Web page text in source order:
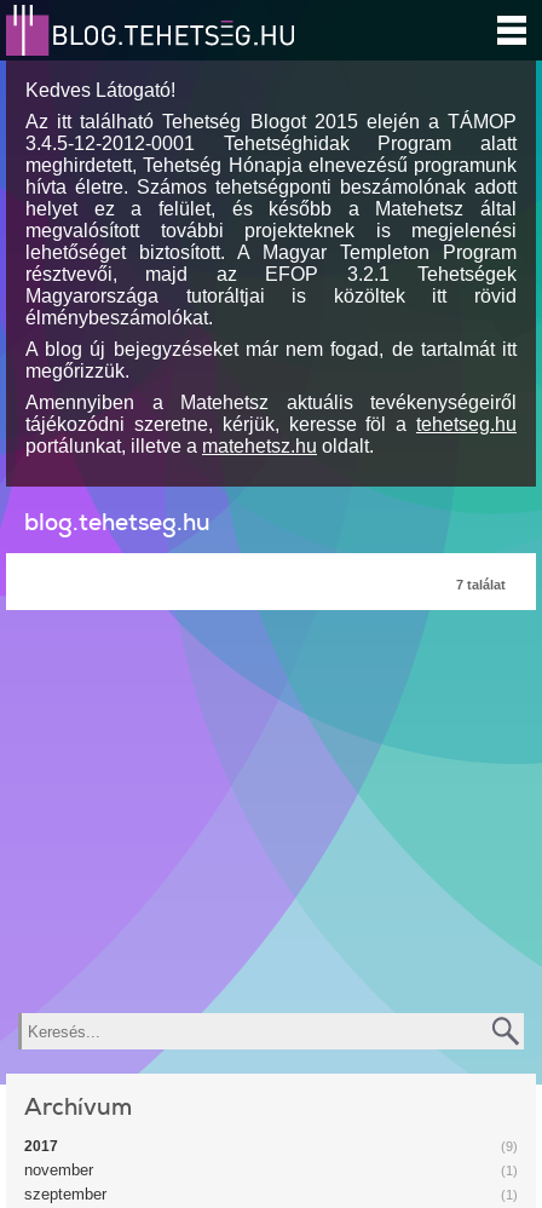
Kedves Látogató!
Az itt található Tehetség Blogot 2015 elején a TÁMOP
3.4.5-12-2012-0001 Tehetséghidak Program alatt
meghirdetett, Tehetség Hónapja elnevezésű programunk
hívta életre. Számos tehetségponti beszámolónak adott
helyet ez a felület, és később a Matehetsz által
megvalósított további projekteknek is megjelenési
lehetőséget biztosított. A Magyar Templeton Program
résztvevői, majd az EFOP 3.2.1 Tehetségek
Magyarországa tutoráltjai is közöltek itt rövid
élménybeszámolókat.
A blog új bejegyzéseket már nem fogad, de tartalmát itt
megőrizzük.
Amennyiben a Matehetsz aktuális tevékenységeiről
tájékozódni szeretne, kérjük, keresse föl a tehetseg.hu
portálunkat, illetve a matehetsz.hu oldalt.
blog.tehetseg.hu
7 találat
Keresés
Archívum
(9)
2017
(1)
november
(1)
szeptember